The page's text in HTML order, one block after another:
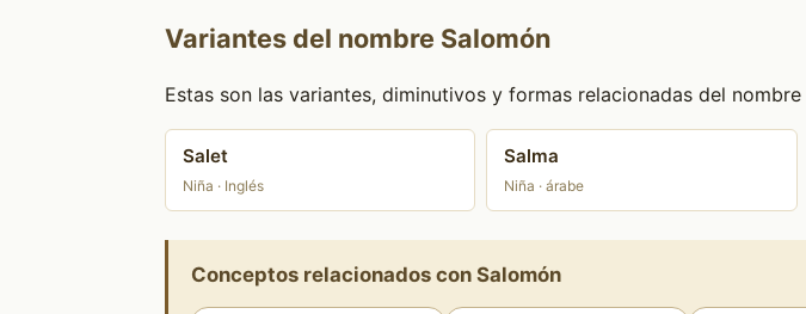
Variantes del nombre Salomón
Estas son las variantes, diminutivos y formas relacionadas del nombre
Salet
Niña · Inglés
Salma
Niña · árabe
Conceptos relacionados con Salomón